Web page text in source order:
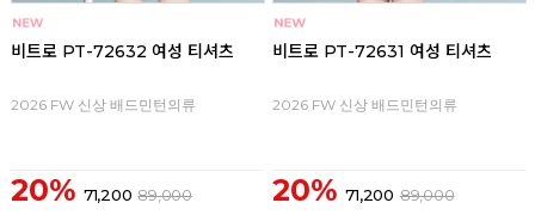
비트로 PT-72632 여성 티셔츠
2026 FW 신상 배드민턴의류
20% 71,200 89,000
비트로 PT-72631 여성 티셔츠
2026 FW 신상 배드민턴의류
20% 71,200 89,000